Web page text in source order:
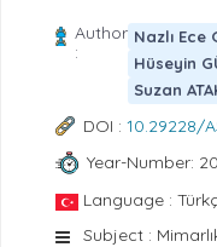
Author
:
Nazlı Ece
Hüseyin
Suzan
DOI : 10.29228/
Year-Number:
Language :
Subject :